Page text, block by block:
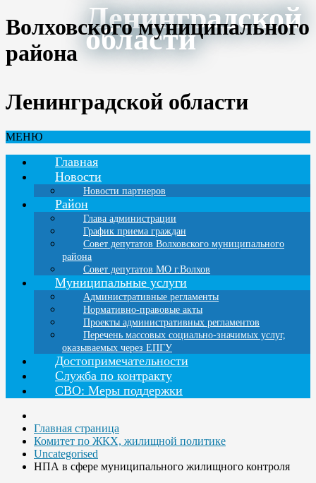
Ленинградской
области
Волховского муниципального
района
Ленинградской области
МЕНЮ
Главная
Новости
Новости партнеров
Район
Глава администрации
График приема граждан
Совет депутатов Волховского муниципального
района
Совет депутатов МО г.Волхов
Муниципальные услуги
Административные регламенты
Нормативно-правовые акты
Проекты административных регламентов
Перечень массовых социально-значимых услуг,
оказываемых через ЕПГУ
Достопримечательности
Служба по контракту
СВО: Меры поддержки
Главная страница
Комитет по ЖКХ, жилищной политике
Uncategorised
НПА в сфере муниципального жилищного контроля